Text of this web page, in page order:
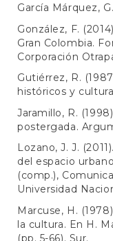
García Márquez,
González, F.
Gran Colombia.
Corporación
Gutiérrez, R.
históricos y
Jaramillo, R.
postergada.
Lozano, J. J.
del espacio
(comp.),
Universidad
Marcuse, H.
la cultura. En H.
(pp. 5-66). Sur.